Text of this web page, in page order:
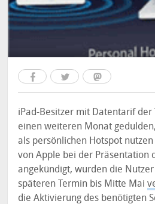
iPad-Besitzer mit Datentarif der
einen weiteren Monat
als persönlichen Hotspot
von Apple bei der Präsentation
angekündigt, wurden die
späteren Termin bis Mitte Mai
die Aktivierung des benötigten